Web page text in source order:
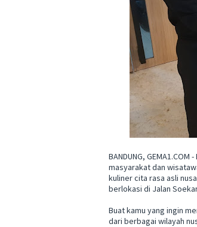
BANDUNG,
masyarakat dan
kuliner cita rasa asli
berlokasi di Jalan
Buat kamu yang ingin
dari berbagai wilayah